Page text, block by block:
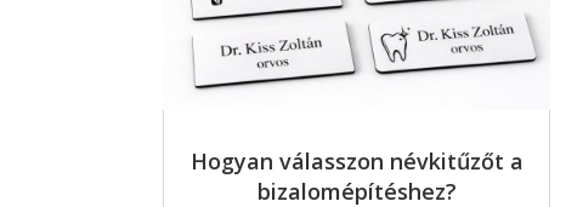
Hogyan válasszon névkitűzőt a
bizalomépítéshez?